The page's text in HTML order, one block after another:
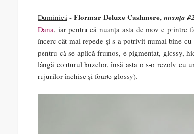
Duminică - Flormar Deluxe Cashmere,nuanța
Dana, iar pentru că nuanța asta de mov e printre
încerc cât mai repede și s-a potrivit numai bine
pentru că se aplică frumos, e pigmentat, glossy,
lângă conturul buzelor, însă asta o s-o rezolv cu
rujurilor închise și foarte glossy).